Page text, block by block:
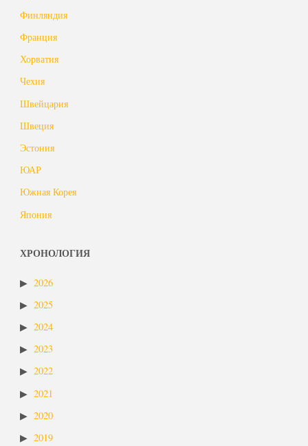
Финляндия
Франция
Хорватия
Чехия
Швейцария
Швеция
Эстония
ЮАР
Южная Корея
Япония
ХРОНОЛОГИЯ
2026
2025
2024
2023
2022
2021
2020
2019